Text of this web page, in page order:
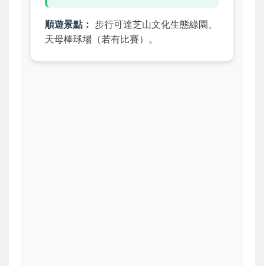
順遊景點： 步行可達芝山文化生態綠園、
天母棒球場（若有比賽）。